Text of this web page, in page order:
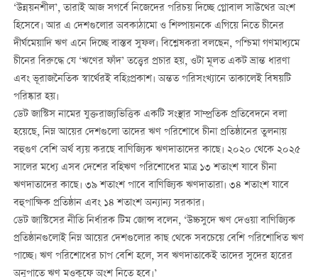
‘উন্নয়নশীল’, তারাই আজ সগর্বে নিজেদের পরিচয় দিচ্ছে গ্লোবাল সাউথের অংশ
হিসেবে। আর এ দেশগুলোর অবকাঠামো ও শিল্পায়নকে এগিয়ে নিতে চীনের
দীর্ঘমেয়াদি ঋণ এনে দিচ্ছে বাস্তব সুফল। বিশ্লেষকরা বলছেন, পশ্চিমা গণমাধ্যমে
চীনের বিরুদ্ধে যে ‘ঋণের ফাঁদ’ তত্ত্বের প্রচার হয়, ওটা মূলত একট ভ্রান্ত ধারণা
এবং ভূরাজনৈতিক স্বার্থেরই বহিঃপ্রকাশ। অন্তত পরিসংখ্যানে তাকালেই বিষয়টি
পরিষ্কার হয়।
ডেট জাস্টিস নামের যুক্তরাজ্যভিত্তিক একটি সংস্থার সাম্প্রতিক প্রতিবেদনে বলা
হয়েছে, নিম্ন আয়ের দেশগুলো তাদের ঋণ পরিশোধে চীনা প্রতিষ্ঠানের তুলনায়
বহুগুণ বেশি অর্থ ব্যয় করছে বাণিজ্যিক ঋণদাতাদের কাছে। ২০২০ থেকে ২০২৫
সালের মধ্যে এসব দেশের বহিঋণ পরিশোধের মাত্র ১৩ শতাংশ যাবে চীনা
ঋণদাতাদের কাছে। ৩৯ শতাংশ পাবে বাণিজ্যিক ঋণদাতারা। ৩৪ শতাংশ যাবে
বহুপাক্ষিক প্রতিষ্ঠান এবং ১৪ শতাংশ অন্যান্য সরকার।
ডেট জাস্টিসের নীতি নির্ধারক টিম জোন্স বলেন, ‘উচ্চসুদে ঋণ দেওয়া বাণিজ্যিক
প্রতিষ্ঠানগুলোই নিম্ন আয়ের দেশগুলোর কাছ থেকে সবচেয়ে বেশি পরিশোধিত ঋণ
পাচ্ছে। ঋণ পরিশোধের চাপ বেশি হলে, সব ঋণদাতাকেই তাদের সুদের হারের